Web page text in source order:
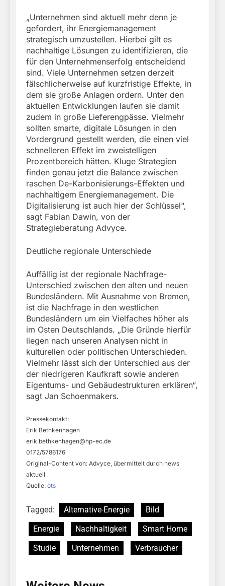
„Unternehmen sind aktuell mehr denn je
gefordert, ihr Energiemanagement
strategisch umzustellen. Hierbei gilt es
nachhaltige Lösungen zu identifizieren, die
für den Unternehmenserfolg entscheidend
sind. Viele Unternehmen setzen derzeit
fälschlicherweise auf kurzfristige Effekte, in
dem sie große Anlagen ordern. Unter den
aktuellen Entwicklungen laufen sie damit
zudem in große Lieferengpässe. Vielmehr
sollten smarte, digitale Lösungen in den
Vordergrund gestellt werden, die einen viel
schnelleren Effekt im zweistelligen
Prozentbereich hätten. Kluge Strategien
finden genau jetzt die Balance zwischen
raschen De-Karbonisierungs-Effekten und
nachhaltigem Energiemanagement. Die
Digitalisierung ist auch hier der Schlüssel“,
sagt Fabian Dawin, von der
Strategieberatung Advyce.
Deutliche regionale Unterschiede
Auffällig ist der regionale Nachfrage-
Unterschied zwischen den alten und neuen
Bundesländern. Mit Ausnahme von Bremen,
ist die Nachfrage in den westlichen
Bundesländern um ein Vielfaches höher als
im Osten Deutschlands. „Die Gründe hierfür
liegen nach unseren Analysen nicht in
kulturellen oder politischen Unterschieden.
Vielmehr lässt sich der Unterschied aus der
der niedrigeren Kaufkraft sowie anderen
Eigentums- und Gebäudestrukturen erklären“,
sagt Jan Schoenmakers.
Pressekontakt:
Erik Bethkenhagen
erik.bethkenhagen@hp-ec.de
0172/5786176
Original-Content von: Advyce, übermittelt durch news
aktuell
Quelle: ots
Tagged: Alternative-Energie
Bild
Energie
Nachhaltigkeit
Smart Home
Studie
Unternehmen Verbraucher